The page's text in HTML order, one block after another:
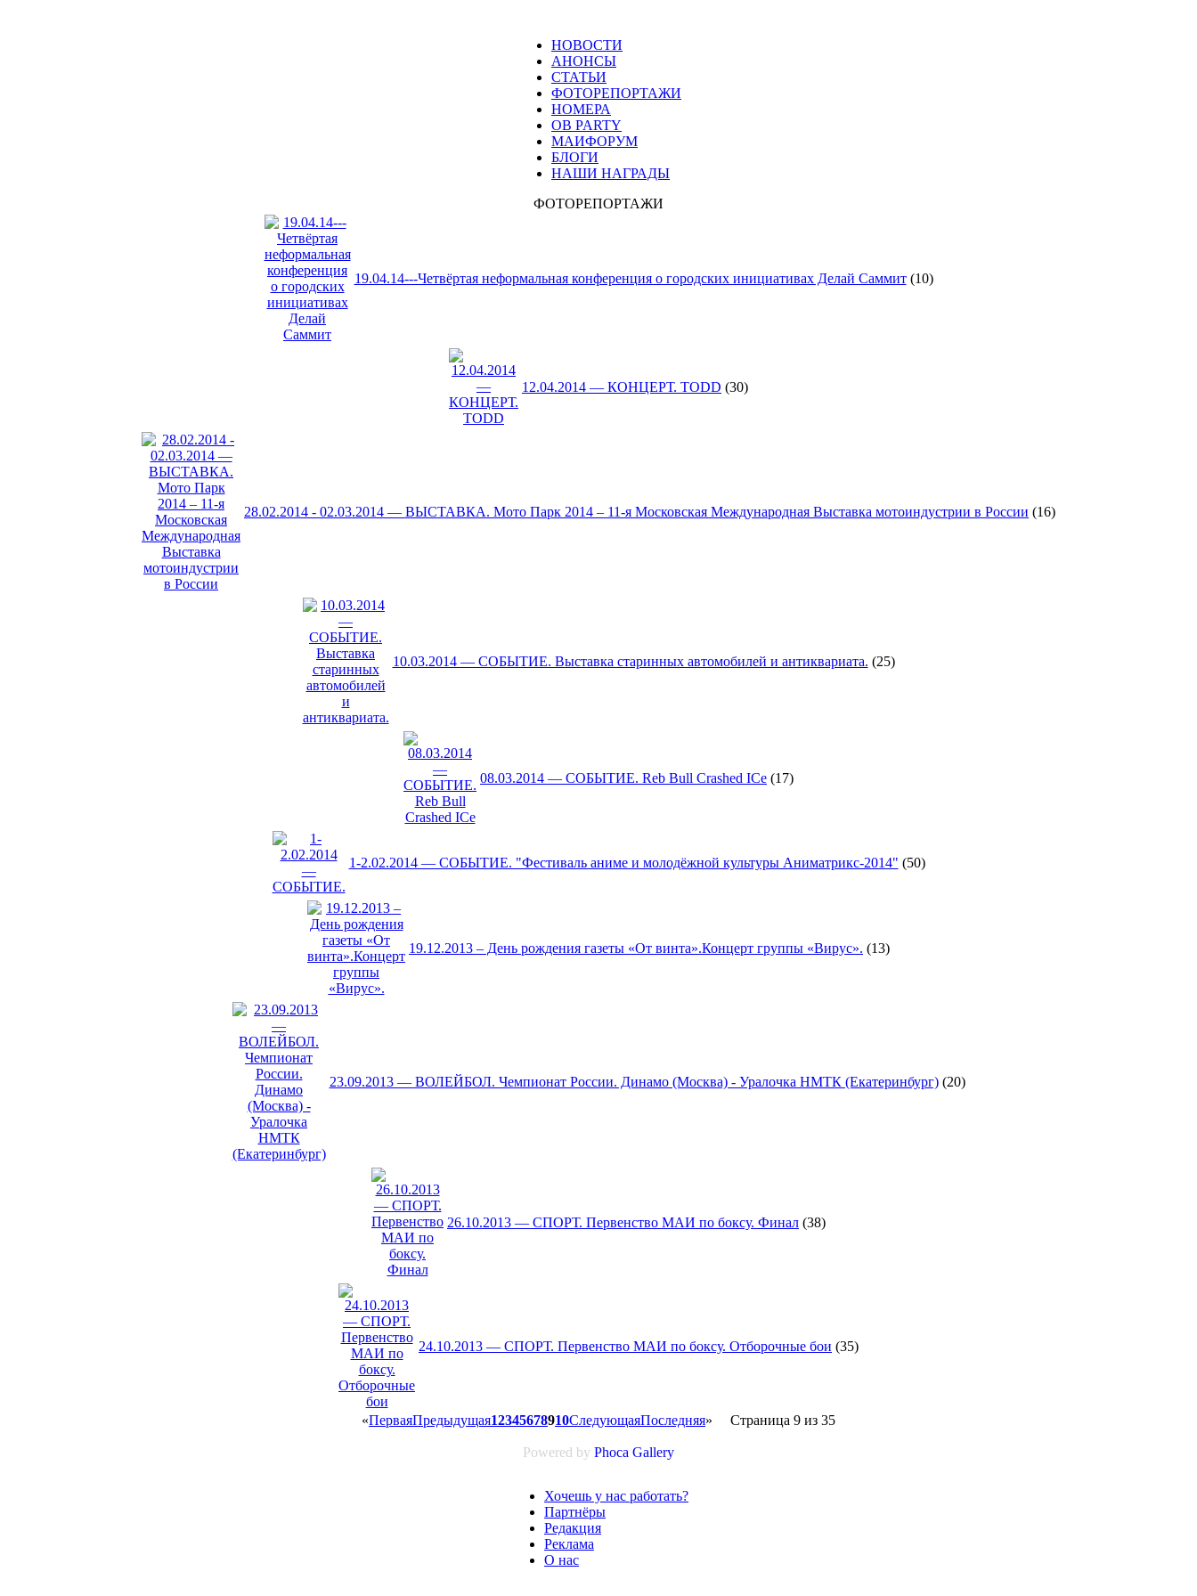
НОВОСТИ
АНОНСЫ
СТАТЬИ
ФОТОРЕПОРТАЖИ
НОМЕРА
ОВ PARTY
МАИФОРУМ
БЛОГИ
НАШИ НАГРАДЫ
ФОТОРЕПОРТАЖИ
19.04.14---Четвёртая неформальная конференция о городских инициативах Делай Саммит (10)
12.04.2014 — КОНЦЕРТ. TODD (30)
28.02.2014 - 02.03.2014 — ВЫСТАВКА. Мото Парк 2014 – 11-я Московская Международная Выставка мотоиндустрии в России (16)
10.03.2014 — СОБЫТИЕ. Выставка старинных автомобилей и антиквариата. (25)
08.03.2014 — СОБЫТИЕ. Reb Bull Crashed ICe (17)
1-2.02.2014 — СОБЫТИЕ. "Фестиваль аниме и молодёжной культуры Аниматрикс-2014" (50)
19.12.2013 – День рождения газеты «От винта».Концерт группы «Вирус». (13)
23.09.2013 — ВОЛЕЙБОЛ. Чемпионат России. Динамо (Москва) - Уралочка НМТК (Екатеринбург) (20)
26.10.2013 — СПОРТ. Первенство МАИ по боксу. Финал (38)
24.10.2013 — СПОРТ. Первенство МАИ по боксу. Отборочные бои (35)
«ПерваяПредыдущая12345678910СледующаяПоследняя» Страница 9 из 35
Powered by Phoca Gallery
Хочешь у нас работать?
Партнёры
Редакция
Реклама
О нас